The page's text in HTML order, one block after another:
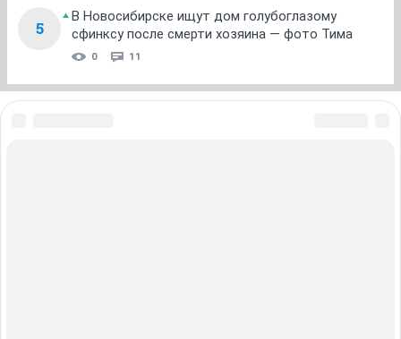
5
В Новосибирске ищут дом голубоглазому
сфинксу после смерти хозяина — фото Тима
0 11